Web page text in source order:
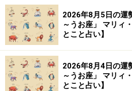
2026年8月5日の運
～うお座」 マリィ
とこと占い】
2026年8月4日の運
～うお座」 マリィ
とこと占い】